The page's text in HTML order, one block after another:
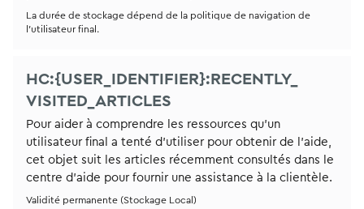
La durée de stockage dépend de la politique de navigation de
l’utilisateur final.
HC:{USER_IDENTIFIER}:RECENTLY_
VISITED_ARTICLES
Pour aider à comprendre les ressources qu’un
utilisateur final a tenté d’utiliser pour obtenir de l’aide,
cet objet suit les articles récemment consultés dans le
centre d’aide pour fournir une assistance à la clientèle.
Validité permanente (Stockage Local)